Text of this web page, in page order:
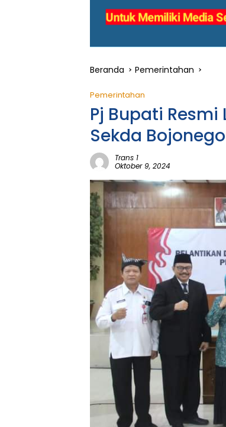
Beranda Pemerintahan
Pemerintahan
Pj Bupati
Sekda
Trans 1
Oktober 9, 2024